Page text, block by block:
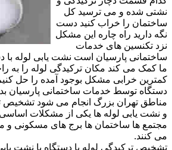
نشتی شده و می ترسید کل
ساختمان را خراب کنید دست
نگه دارید راه چاره این مشکل
نزد تکنسین های خدمات
ساختمانی پارسیان است نشت یابی لوله با
ما کمک می کند مکان ترکیدگی لوله را به
کمترین خرابی مشکل بوجود آمده را حل
دستگاه توسط خدمات ساختمانی پارسیان
مناطق تهران بزرگ انجام می شود تشخیص
و نشت یابی لوله ها یکی از مشکلات
مجتمع ها ساختمان ها برج های مسکونی
می کنند.
تشخیص ترکیدگی لوله با دستگاه یا نشت